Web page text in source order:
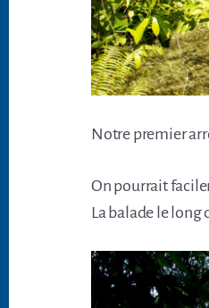
Notre premier
On pourrait
La balade le long